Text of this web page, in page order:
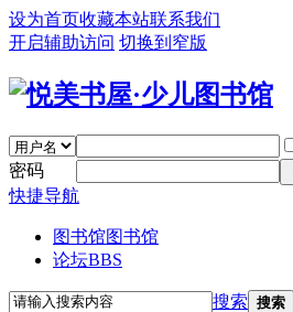
设为首页收藏本站联系我们
开启辅助访问 切换到窄版
密码
快捷导航
图书馆图书馆
论坛BBS
搜索 搜索